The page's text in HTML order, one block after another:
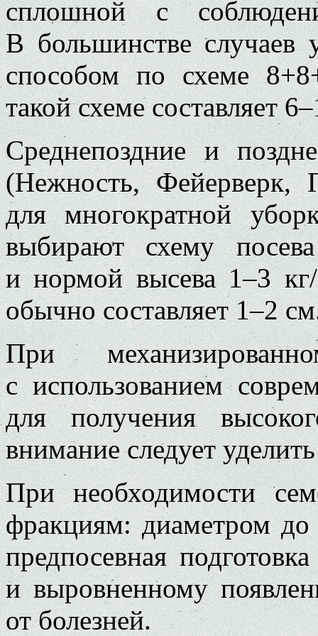
сплошной с
В большинстве случаев
способом по схеме
такой схеме составляет
Среднепоздние и
(Нежность, Фейерверк,
для многократной
выбирают схему
и нормой высева 1–3
обычно составляет 1–2
При
с использованием
для получения
внимание следует
При необходимости
фракциям: диаметром
предпосевная
и выровненному
от болезней.